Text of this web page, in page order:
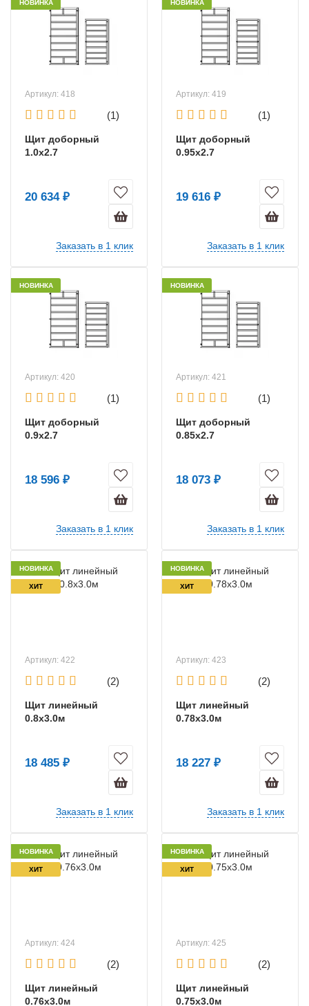
НОВИНКА
Артикул: 418
(1)
Щит доборный
1.0х2.7
20 634 ₽
Заказать в 1 клик
НОВИНКА
Артикул: 419
(1)
Щит доборный
0.95х2.7
19 616 ₽
Заказать в 1 клик
НОВИНКА
Артикул: 420
(1)
Щит доборный
0.9х2.7
18 596 ₽
Заказать в 1 клик
НОВИНКА
Артикул: 421
(1)
Щит доборный
0.85х2.7
18 073 ₽
Заказать в 1 клик
НОВИНКА
ХИТ
Артикул: 422
(2)
Щит линейный
0.8х3.0м
18 485 ₽
Заказать в 1 клик
НОВИНКА
ХИТ
Артикул: 423
(2)
Щит линейный
0.78х3.0м
18 227 ₽
Заказать в 1 клик
НОВИНКА
ХИТ
Артикул: 424
(2)
Щит линейный
0.76х3.0м
НОВИНКА
ХИТ
Артикул: 425
(2)
Щит линейный
0.75х3.0м